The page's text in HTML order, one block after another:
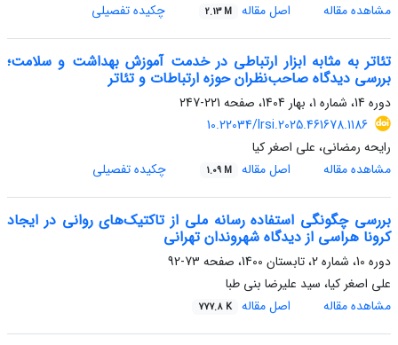
مشاهده مقاله
اصل مقاله 2.13 M چکیده تفصیلی
تئاتر به مثابه ابزار ارتباطی در خدمت آموزش بهداشت و سلامت؛
بررسی دیدگاه صاحب‌نظران حوزه ارتباطات و تئاتر
دوره 14، شماره 1، بهار 1404، صفحه
221-247
10.22034/lrsi.2025.461678.1186
رایحه رمضانی، علی اصغر کیا
مشاهده مقاله
اصل مقاله 1.09 M چکیده تفصیلی
بررسی چگونگی استفاده رسانه ملی از تاکتیک‌های روانی در ایجاد
کرونا هراسی از دیدگاه شهروندان تهرانی
دوره 10، شماره 2، تابستان 1400، صفحه
73-92
علی اصغر کیا، سید علیرضا بنی طبا
مشاهده مقاله
اصل مقاله 777.8 K